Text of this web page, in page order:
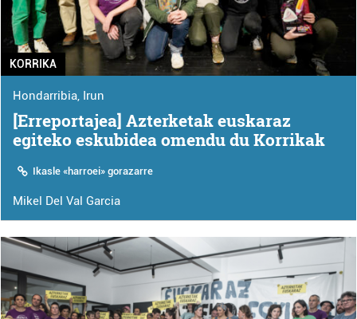
KORRIKA
Hondarribia, Irun
[Erreportajea] Azterketak euskaraz
egiteko eskubidea omendu du Korrikak
Ikasle «harroei» gorazarre
Mikel Del Val Garcia